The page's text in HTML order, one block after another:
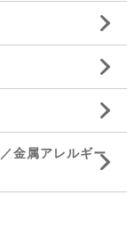
金属アレルギー